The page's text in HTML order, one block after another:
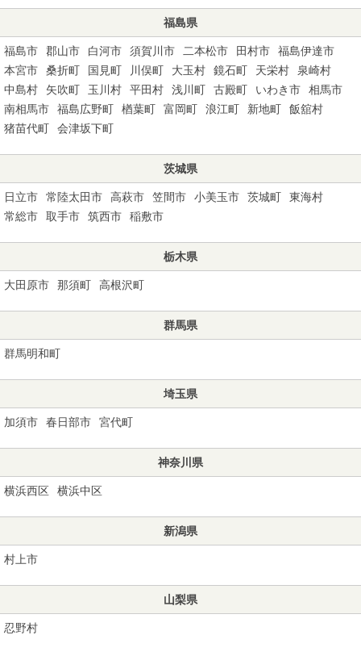
福島県
福島市 郡山市 白河市 須賀川市 二本松市 田村市
福島伊達市
本宮市
桑折町 国見町 川俣町 大玉村 鏡石町 天栄村
泉崎村
中島村
矢吹町 玉川村 平田村 浅川町 古殿町 いわき市
相馬市
南相馬市
福島広野町 楢葉町 富岡町 浪江町 新地町
飯舘村
猪苗代町
会津坂下町
茨城県
日立市 常陸太田市 高萩市 笠間市 小美玉市 茨城町
東海村
常総市
取手市 筑西市 稲敷市
栃木県
大田原市 那須町 高根沢町
群馬県
群馬明和町
埼玉県
加須市 春日部市 宮代町
神奈川県
横浜西区 横浜中区
新潟県
村上市
山梨県
忍野村